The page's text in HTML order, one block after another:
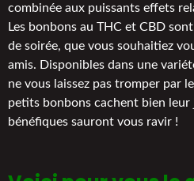
combinée aux puissants effets
Les bonbons au THC et CBD
de soirée, que vous souhaitiez
amis. Disponibles dans une
ne vous laissez pas tromper par
petits bonbons cachent bien leur
bénéfiques sauront vous ravir !